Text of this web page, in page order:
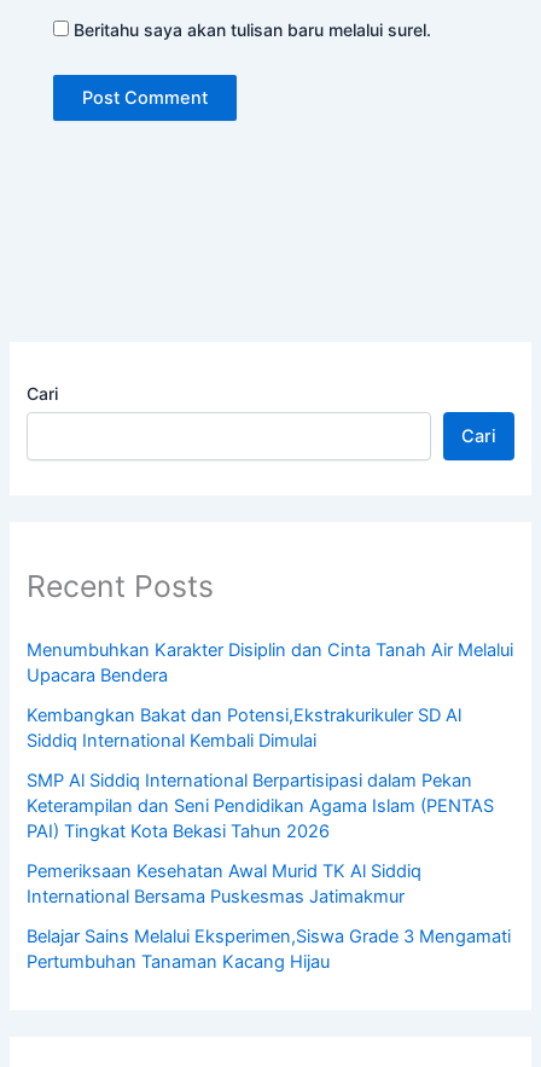
Beritahu saya akan tulisan baru melalui surel.
Cari
Cari
Recent Posts
Menumbuhkan Karakter Disiplin dan Cinta Tanah Air Melalui
Upacara Bendera
Kembangkan Bakat dan Potensi,Ekstrakurikuler SD Al
Siddiq International Kembali Dimulai
SMP Al Siddiq International Berpartisipasi dalam Pekan
Keterampilan dan Seni Pendidikan Agama Islam (PENTAS
PAI) Tingkat Kota Bekasi Tahun 2026
Pemeriksaan Kesehatan Awal Murid TK Al Siddiq
International Bersama Puskesmas Jatimakmur
Belajar Sains Melalui Eksperimen,Siswa Grade 3 Mengamati
Pertumbuhan Tanaman Kacang Hijau